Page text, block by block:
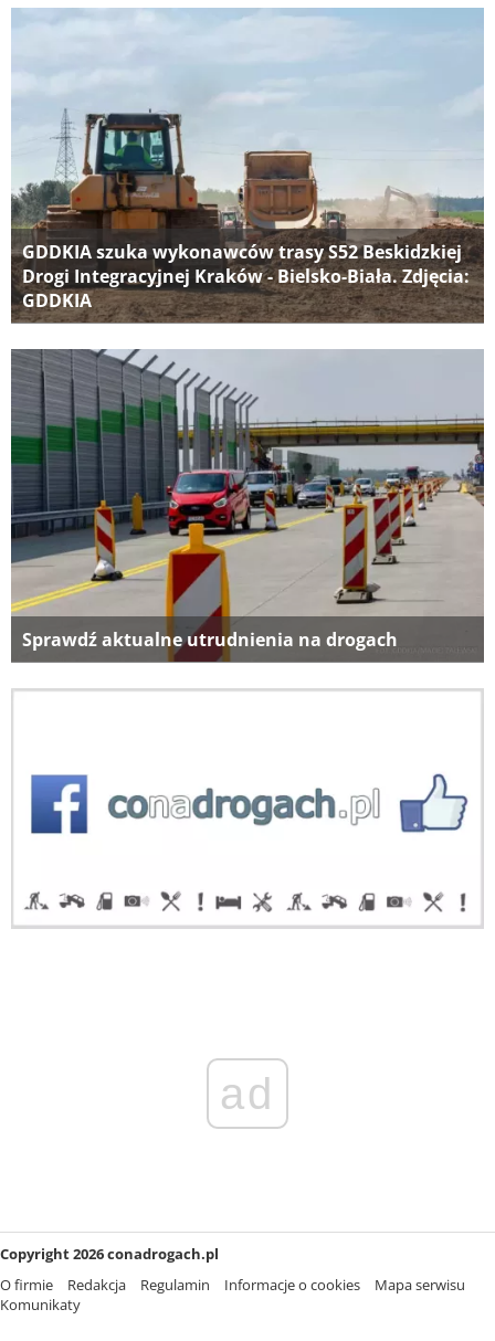
GDDKIA szuka wykonawców trasy S52 Beskidzkiej
Drogi Integracyjnej Kraków - Bielsko-Biała. Zdjęcia:
GDDKIA
Sprawdź aktualne utrudnienia na drogach
ad
Copyright 2026 conadrogach.pl
O firmie
Redakcja Regulamin Informacje o cookies
Mapa serwisu
Komunikaty